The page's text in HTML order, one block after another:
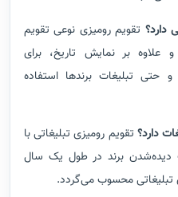
تقویم رومیزی نوعی تقویم
بر نمایش تاریخ، برای
و حتی تبلیغات برندها استفاده
تقویم رومیزی تبلیغاتی با
دیده‌شدن برند در طول یک سال
تبلیغاتی محسوب می‌گردد.